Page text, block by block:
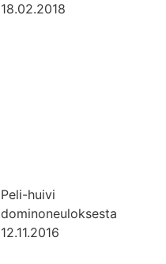
18.02.2018
Peli-huivi
dominoneuloksesta
12.11.2016